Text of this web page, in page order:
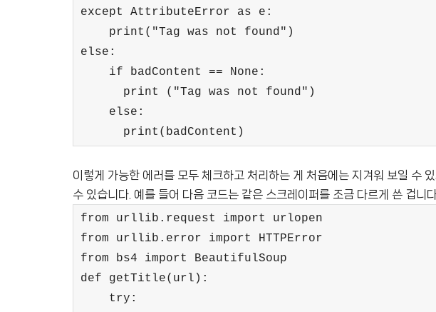
except AttributeError as e:
print("Tag was not found")
else:
if badContent == None:
print ("Tag was not found")
else:
print(badContent)
이렇게 가능한 에러를 모두 체크하고 처리하는 게 처음에는 지겨워 보일 수
수 있습니다. 예를 들어 다음 코드는 같은 스크레이퍼를 조금 다르게 쓴 겁니
from urllib.request import urlopen
from urllib.error import HTTPError
from bs4 import BeautifulSoup
def getTitle(url):
try: